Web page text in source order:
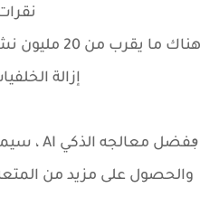
هناك ما يقرب
إزالة
ڢفضل معالجه الذكي AI ،
والحصول على مزيد من